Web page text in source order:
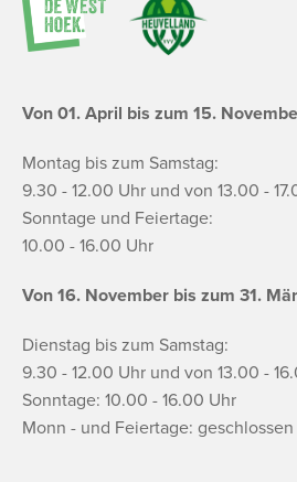
Von 01. April bis zum 15.
Montag bis zum Samstag:
9.30 - 12.00 Uhr und von 13.00 -
Sonntage und Feiertage:
10.00 - 16.00 Uhr
Von 16. November bis zum 31.
Dienstag bis zum Samstag:
9.30 - 12.00 Uhr und von 13.00 -
Sonntage: 10.00 - 16.00 Uhr
Monn - und Feiertage: geschlossen